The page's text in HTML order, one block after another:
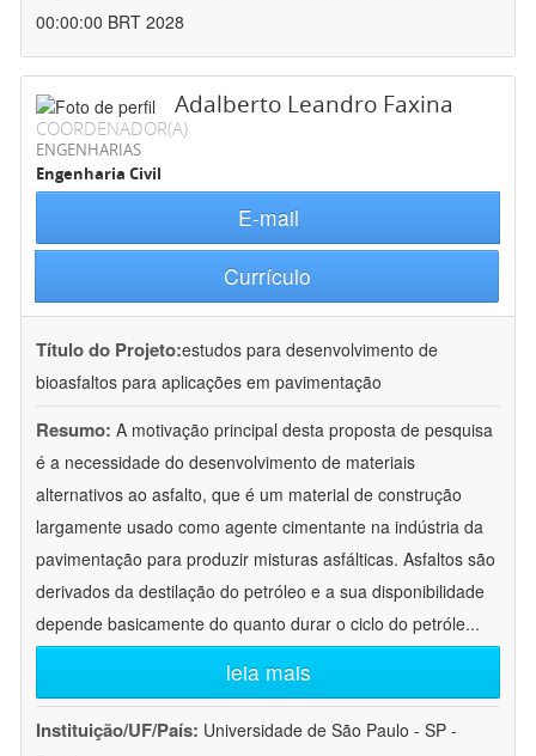
00:00:00 BRT 2028
Adalberto Leandro Faxina
COORDENADOR(A)
ENGENHARIAS
Engenharia Civil
E-mail
Currículo
Título do Projeto:estudos para desenvolvimento de
bioasfaltos para aplicações em pavimentação
Resumo: A motivação principal desta proposta de pesquisa
é a necessidade do desenvolvimento de materiais
alternativos ao asfalto, que é um material de construção
largamente usado como agente cimentante na indústria da
pavimentação para produzir misturas asfálticas. Asfaltos são
derivados da destilação do petróleo e a sua disponibilidade
depende basicamente do quanto durar o ciclo do petróle...
leia mais
Instituição/UF/País: Universidade de São Paulo - SP -